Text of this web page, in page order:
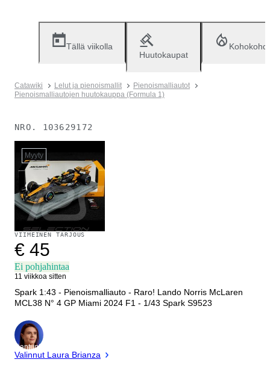
Tällä viikolla
Huutokaupat
Catawiki Lelut ja pienoismallit
Pienoismalliautot
Pienoismalliautojen huutokauppa (Formula 1)
NRO. 103629172
Myyty
VIIMEINEN TARJOUS
€ 45
Ei pohjahintaa
11 viikkoa sitten
Spark 1:43 - Pienoismalliauto - Raro! Lando Norris McLaren
MCL38 N° 4 GP Miami 2024 F1 - 1/43 Spark S9523
asiantuntija
Valinnut Laura Brianza